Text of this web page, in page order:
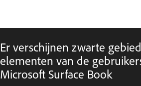
Er verschijnen zwarte
elementen van de
Microsoft Surface Book